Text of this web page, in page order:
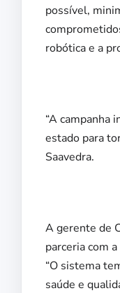
possível,
robótica e a
“A campanha
estado para
Saavedra.
A gerente de
parceria com
“O sistema
saúde e